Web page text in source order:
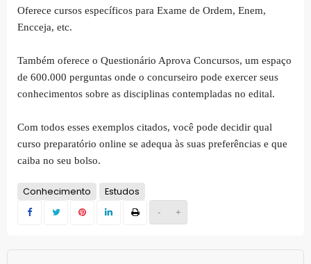
- +
Oferece cursos específicos para Exame de Ordem, Enem,
Encceja, etc.
Também oferece o Questionário Aprova Concursos, um espaço
de 600.000 perguntas onde o concurseiro pode exercer seus
conhecimentos sobre as disciplinas contempladas no edital.
Com todos esses exemplos citados, você pode decidir qual
curso preparatório online se adequa às suas preferências e que
caiba no seu bolso.
Conhecimento Estudos